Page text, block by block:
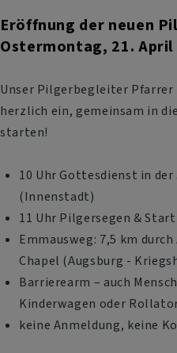
Eröffnung der neuen
Ostermontag, 21. April
Unser Pilgerbegleiter
herzlich ein, gemeinsam in
starten!
10 Uhr Gottesdienst in
(Innenstadt)
11 Uhr Pilgersegen & Start
Emmausweg: 7,5 km
Chapel (Augsburg -
Barrierearm – auch
Kinderwagen oder
keine Anmeldung, keine